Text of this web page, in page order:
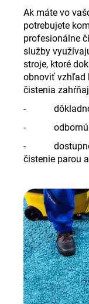
Ak máte vo
potrebujete
profesionálne
služby
stroje, ktoré
obnoviť vzhľad
čistenia
-
- odbornú
- dostupnosť
čistenie parou